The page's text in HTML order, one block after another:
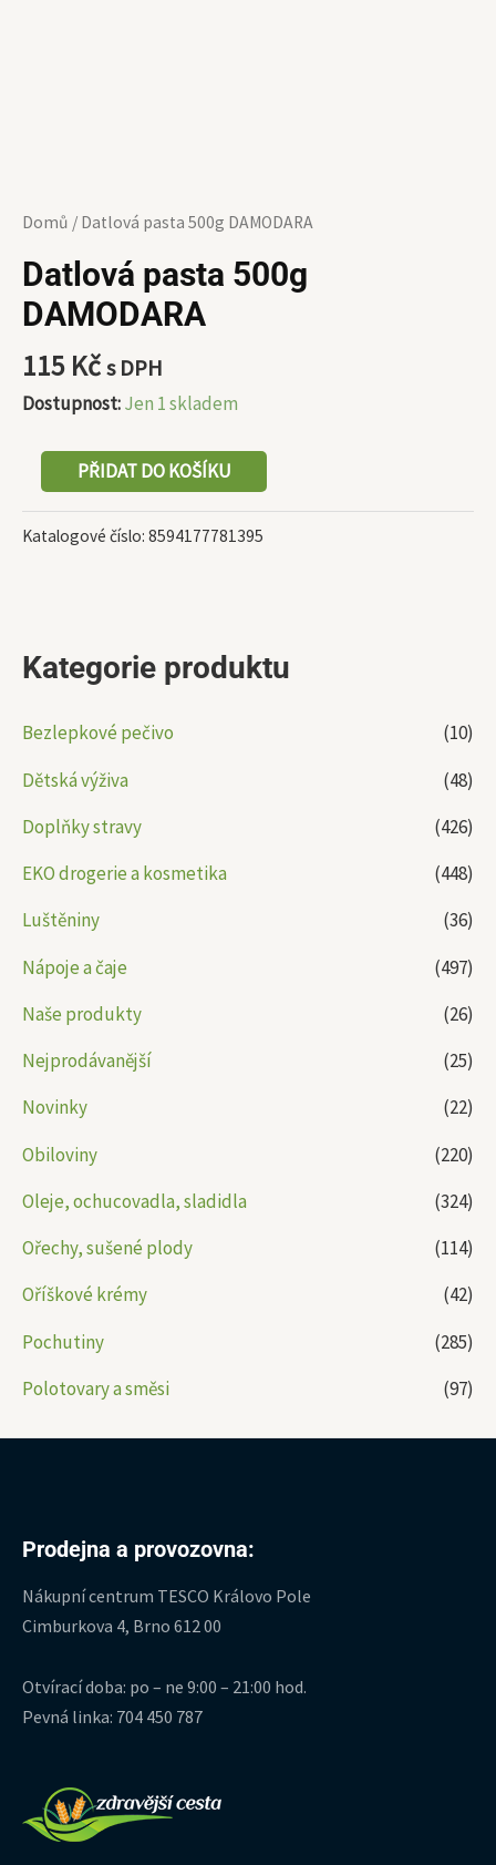
Kategorie produktu
Bezlepkové pečivo
(10)
Dětská výživa
(48)
Doplňky stravy
(426)
EKO drogerie a kosmetika
(448)
Luštěniny
(36)
Nápoje a čaje
(497)
Naše produkty
(26)
Nejprodávanější
(25)
Novinky
(22)
Obiloviny
(220)
Oleje, ochucovadla, sladidla
(324)
Ořechy, sušené plody
(114)
Oříškové krémy
(42)
Pochutiny
(285)
Polotovary a směsi
(97)
Domů / Datlová pasta 500g DAMODARA
Datlová pasta 500g
DAMODARA
115 Kčs DPH
Dostupnost:Jen 1 skladem
PŘIDAT DO KOŠÍKU
Katalogové číslo: 8594177781395
Prodejna a provozovna:
Nákupní centrum TESCO Královo Pole
Cimburkova 4, Brno 612 00
Otvírací doba: po – ne 9:00 – 21:00 hod.
Pevná linka: 704 450 787